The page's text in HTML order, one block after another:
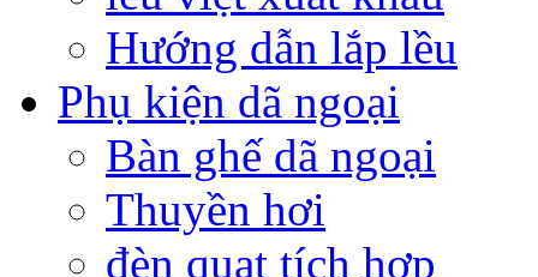
Hướng dẫn lắp lều
Phụ kiện dã ngoại
Bàn ghế dã ngoại
Thuyền hơi
đèn quạt tích hợp